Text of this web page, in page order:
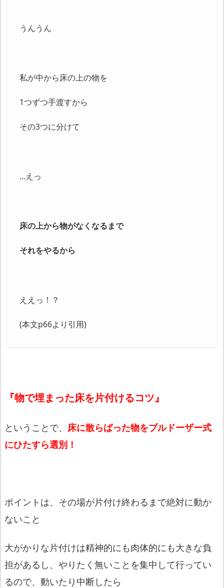
うんうん
私が中から床の上の物を
1つずつ手渡すから
その3つに分けて
…えっ
床の上から物がなくなるまで
それをやるから
ええっ！？
(本文p66より引用)
『物で埋まった床を片付けるコツ』
ということで、 床に散らばった物をブルドーザー式
にひたすら選別！
ポイントは、その場が片付け終わるまで絶対に動か
ないこと
大がかりな片付けは精神的にも肉体的にも大きな負
担があるし、やりたく無いことを集中して行ってい
るので、動いたり中断したら